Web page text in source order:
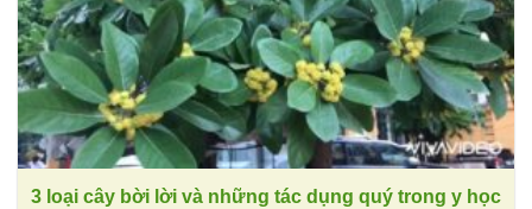
3 loại cây bời lời và những tác dụng quý trong y học